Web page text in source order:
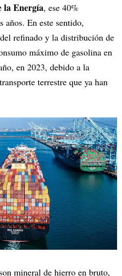
la Energía, ese 40%
En este sentido,
refinado y la distribución de
máximo de gasolina en
en 2023, debido a la
terrestre que ya han
mineral de hierro en bruto,